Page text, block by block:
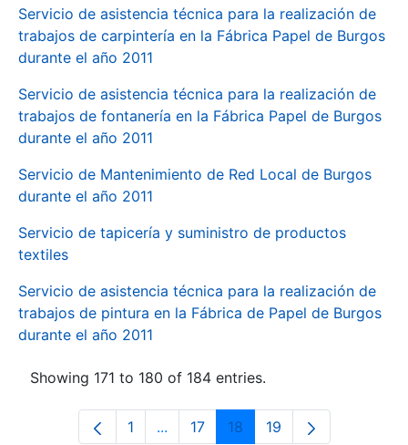
Servicio de asistencia técnica para la realización de
trabajos de carpintería en la Fábrica Papel de Burgos
durante el año 2011
Servicio de asistencia técnica para la realización de
trabajos de fontanería en la Fábrica Papel de Burgos
durante el año 2011
Servicio de Mantenimiento de Red Local de Burgos
durante el año 2011
Servicio de tapicería y suministro de productos
textiles
Servicio de asistencia técnica para la realización de
trabajos de pintura en la Fábrica de Papel de Burgos
durante el año 2011
Showing 171 to 180 of 184 entries.
Page
1 ...Intermediate Pages Use TAB to
Page
17 Page
18 Page
19